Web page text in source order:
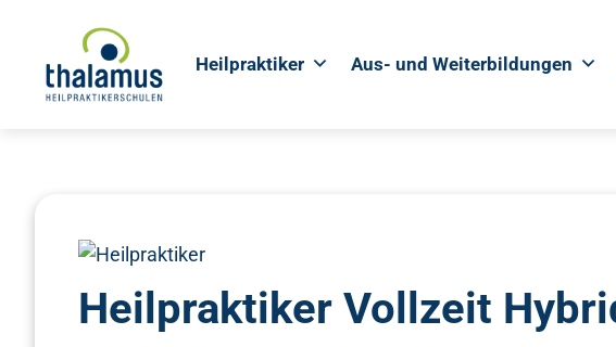
Heilpraktiker Aus- und Weiterbildungen
Heilpraktiker Vollzeit